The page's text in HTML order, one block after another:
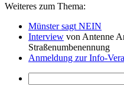
Weiteres zum Thema:
Münster sagt NEIN
Interview von Antenne
Straßenumbenennung
Anmeldung zur Info-